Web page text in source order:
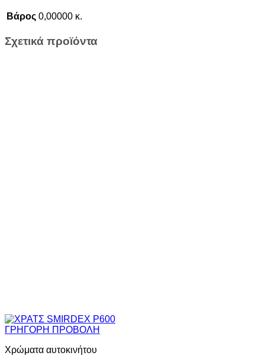
Βάρος 0,00000 κ.
Σχετικά προϊόντα
ΓΡΗΓΟΡΗ ΠΡΟΒΟΛΗ
Χρώματα αυτοκινήτου